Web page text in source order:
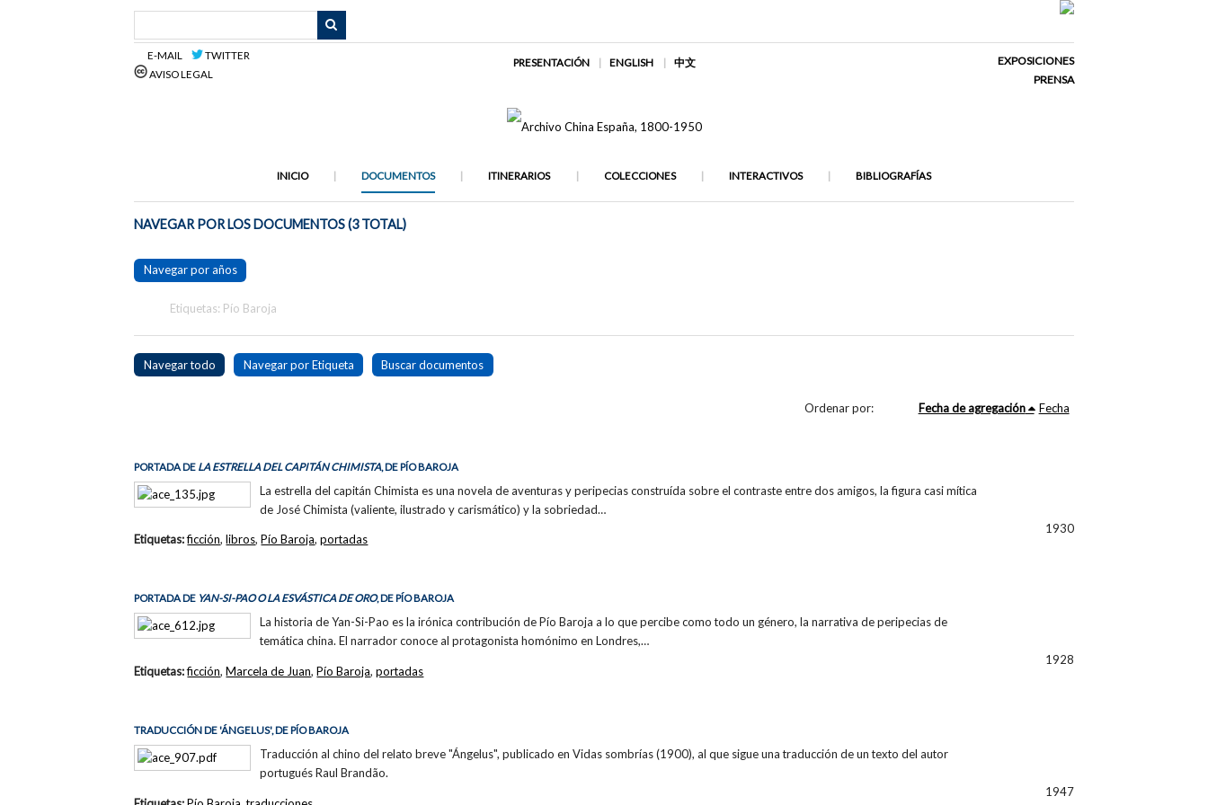
E-MAIL
TWITTER
AVISO LEGAL
PRESENTACIÓN ENGLISH 中文
EXPOSICIONES
PRENSA
INICIO DOCUMENTOS ITINERARIOS COLECCIONES INTERACTIVOS BIBLIOGRAFÍAS
NAVEGAR POR LOS DOCUMENTOS (3 TOTAL)
Navegar por años
Etiquetas: Pío Baroja
Navegar todo Navegar por Etiqueta Buscar documentos
Ordenar por: Fecha de agregación Fecha
PORTADA DE LA ESTRELLA DEL CAPITÁN CHIMISTA , DE PÍO BAROJA
La estrella del capitán Chimista es una novela de aventuras y peripecias construída sobre el contraste entre dos amigos, la figura casi mítica
de José Chimista (valiente, ilustrado y carismático) y la sobriedad…
1930
Etiquetas:ficción,libros,Pío Baroja,portadas
PORTADA DE YAN-SI-PAO O LA ESVÁSTICA DE ORO, DE PÍO BAROJA
La historia de Yan-Si-Pao es la irónica contribución de Pío Baroja a lo que percibe como todo un género, la narrativa de peripecias de
temática china. El narrador conoce al protagonista homónimo en Londres,…
1928
Etiquetas:ficción,Marcela de Juan,Pío Baroja,portadas
TRADUCCIÓN DE 'ÁNGELUS', DE PÍO BAROJA
Traducción al chino del relato breve "Ángelus", publicado en Vidas sombrías (1900), al que sigue una traducción de un texto del autor
portugués Raul Brandão.
1947